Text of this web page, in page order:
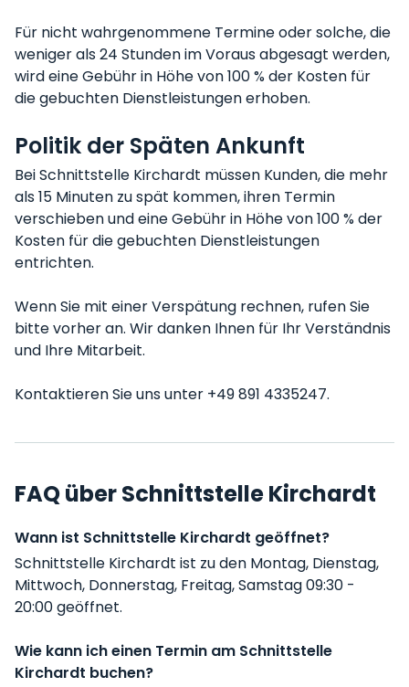
Für nicht wahrgenommene Termine oder solche, die
weniger als 24 Stunden im Voraus abgesagt werden,
wird eine Gebühr in Höhe von 100 % der Kosten für
die gebuchten Dienstleistungen erhoben.
Politik der Späten Ankunft
Bei Schnittstelle Kirchardt müssen Kunden, die mehr
als 15 Minuten zu spät kommen, ihren Termin
verschieben und eine Gebühr in Höhe von 100 % der
Kosten für die gebuchten Dienstleistungen
entrichten.
Wenn Sie mit einer Verspätung rechnen, rufen Sie
bitte vorher an. Wir danken Ihnen für Ihr Verständnis
und Ihre Mitarbeit.
Kontaktieren Sie uns unter +49 891 4335247.
FAQ über Schnittstelle Kirchardt
Wann ist Schnittstelle Kirchardt geöffnet?
Schnittstelle Kirchardt ist zu den Montag, Dienstag,
Mittwoch, Donnerstag, Freitag, Samstag 09:30 -
20:00 geöffnet.
Wie kann ich einen Termin am Schnittstelle
Kirchardt buchen?